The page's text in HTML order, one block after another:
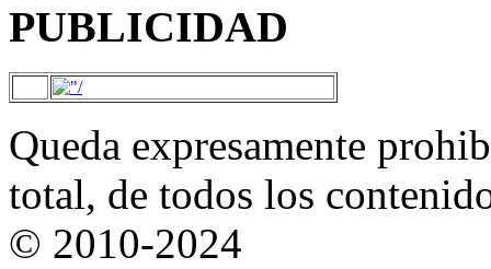
PUBLICIDAD
Queda expresamente
total, de todos los
© 2010-2024